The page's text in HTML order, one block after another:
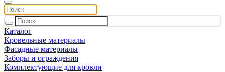
Каталог
Кровельные материалы
Фасадные материалы
Заборы и ограждения
Комплектующие для кровли